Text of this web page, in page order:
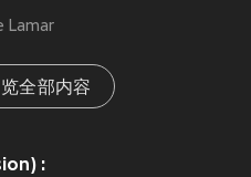
Lamar
全部内容
: